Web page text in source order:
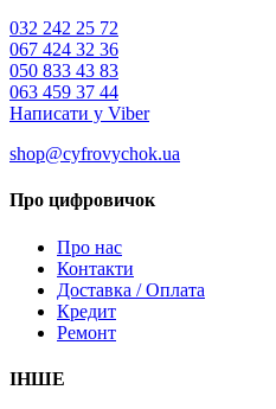
032 242 25 72
067 424 32 36
050 833 43 83
063 459 37 44
Написати у Viber
shop@cyfrovychok.ua
Про цифровичок
Про нас
Контакти
Доставка / Оплата
Кредит
Ремонт
ІНШЕ